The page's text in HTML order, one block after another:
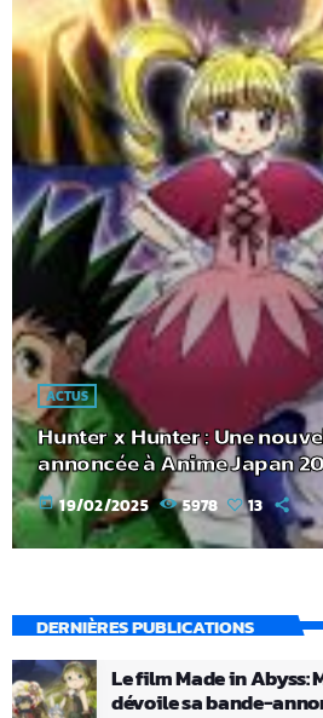
ACTUS
Hunter x Hunter : Une
annoncée à Anime Japan
today 19/02/2025 5978 13
DERNIÈRES PUBLICATIONS
Le film Made in Abyss:
dévoile sa bande-